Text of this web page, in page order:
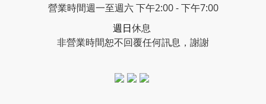
營業時間週一至週六 下午2:00 - 下午7:00
週日休息
非營業時間恕不回覆任何訊息，謝謝